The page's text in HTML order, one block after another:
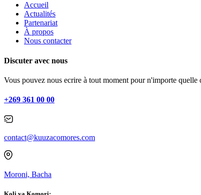
Accueil
Actualités
Partenariat
À propos
Nous contacter
Discuter avec nous
Vous pouvez nous ecrire à tout moment pour n'importe quelle
+269 361 00 00
contact@kuuzacomores.com
Moroni, Bacha